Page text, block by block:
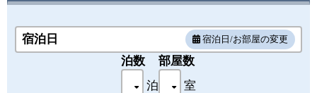
リッパ・温水洗浄トイレ・
客室内に多少段差がございます。客室のお湯は温泉ではご
ざいません。予めご了承ください。
宿泊日 宿泊日/お部屋の変更
泊数
泊
部屋数
室